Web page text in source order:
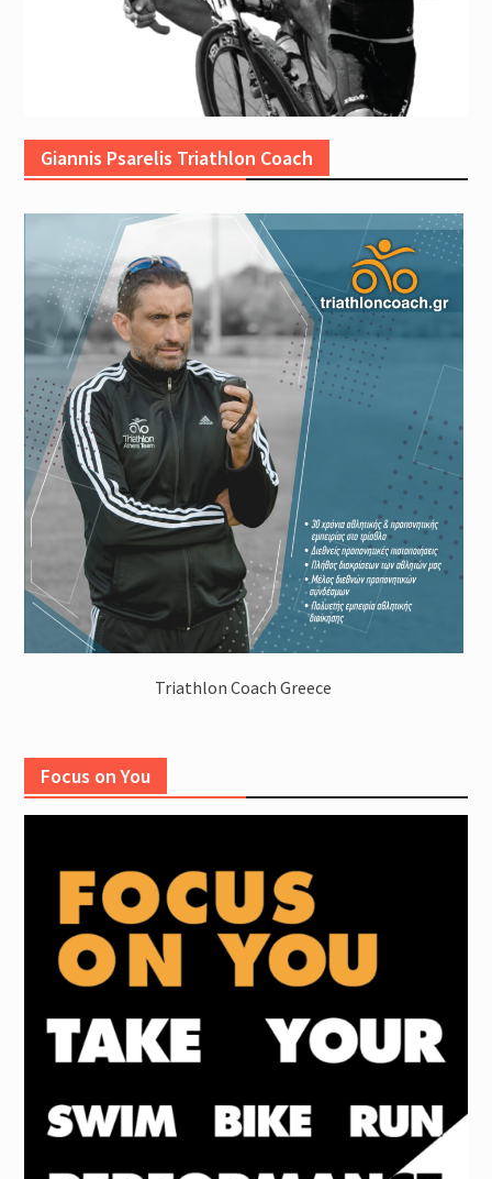
Giannis Psarelis Triathlon Coach
Triathlon Coach Greece
Focus on You